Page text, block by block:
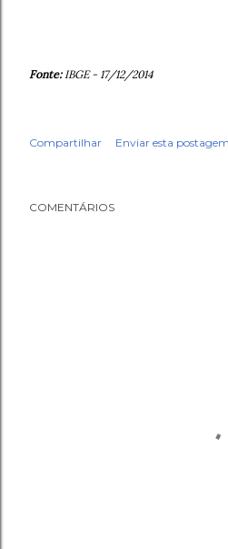
Fonte:IBGE - 17/12/2014
Compartilhar Enviar esta postagem
COMENTÁRIOS